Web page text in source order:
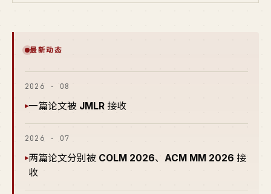
最新动态
2026 · 08
▸一篇论文被 JMLR 接收
2026 · 07
▸两篇论文分别被 COLM 2026、 ACM MM 2026 接
收